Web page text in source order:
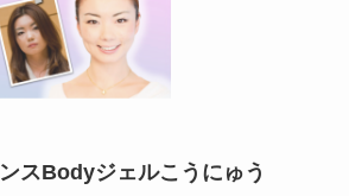
スBodyジェルこうにゅう